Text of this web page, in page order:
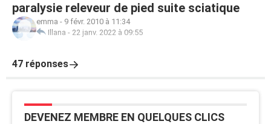
paralysie releveur de pied suite sciatique
emma - 9 févr. 2010 à 11:34
Illana - 22 janv. 2022 à 09:55
47 réponses
DEVENEZ MEMBRE EN QUELQUES CLICS